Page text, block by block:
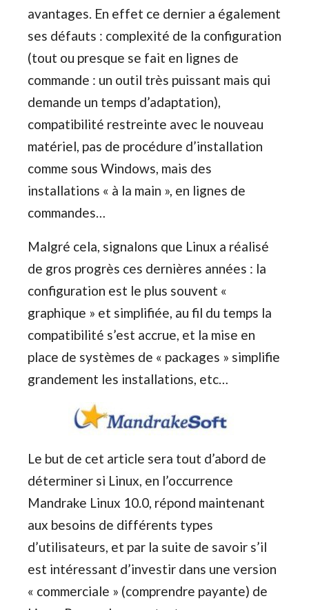
avantages. En effet ce dernier a également
ses défauts : complexité de la configuration
(tout ou presque se fait en lignes de
commande : un outil très puissant mais qui
demande un temps d’adaptation),
compatibilité restreinte avec le nouveau
matériel, pas de procédure d’installation
comme sous Windows, mais des
installations « à la main », en lignes de
commandes…
Malgré cela, signalons que Linux a réalisé
de gros progrès ces dernières années : la
configuration est le plus souvent «
graphique » et simplifiée, au fil du temps la
compatibilité s’est accrue, et la mise en
place de systèmes de « packages » simplifie
grandement les installations, etc…
Le but de cet article sera tout d’abord de
déterminer si Linux, en l’occurrence
Mandrake Linux 10.0, répond maintenant
aux besoins de différents types
d’utilisateurs, et par la suite de savoir s’il
est intéressant d’investir dans une version
« commerciale » (comprendre payante) de